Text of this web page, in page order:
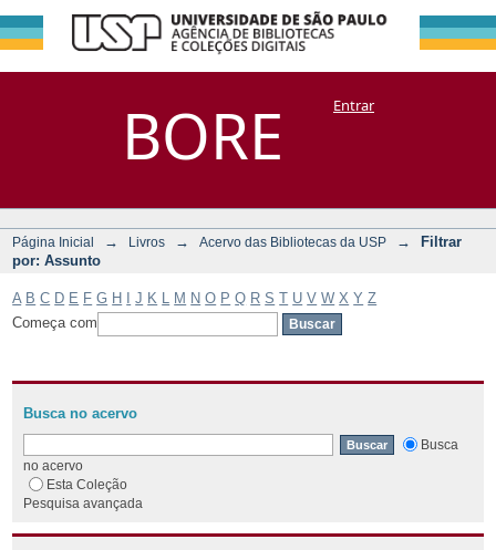
BORE
Filtrar por:
Assunto
DSpace/Manakin + CoriscoEntrar
Página Inicial → Livros → Acervo das Bibliotecas da USP →
Filtrar
por: Assunto
A B C D E F G H J K M N O P Q R S T U V W X Y Z
Começa com
Busca no acervo
Busca
no acervo
Esta Coleção
Pesquisa avançada